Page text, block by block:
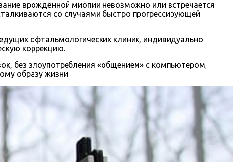
врождённой миопии невозможно или встречается
со случаями быстро прогрессирующей
офтальмологических клиник, индивидуально
коррекцию.
без злоупотребления «общением» с компьютером,
образу жизни.